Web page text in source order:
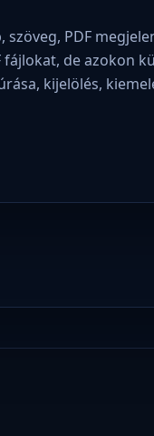
PDF
fájlokat, de azokon
kijelölés,